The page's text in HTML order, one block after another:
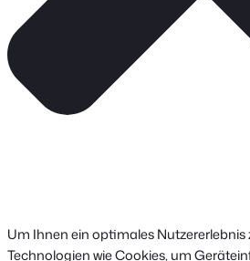
Um Ihnen ein optimales Nutzererlebnis
Technologien wie Cookies, um